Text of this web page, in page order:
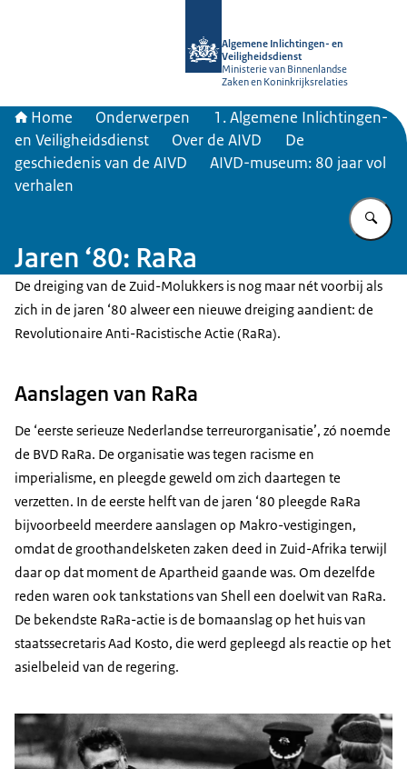
Algemene Inlichtingen- en
Veiligheidsdienst
Ministerie van Binnenlandse
Zaken en Koninkrijksrelaties
Home Onderwerpen
1. Algemene Inlichtingen-
en Veiligheidsdienst
Over de AIVD
De
geschiedenis van de AIVD
AIVD-museum: 80 jaar vol
verhalen
Jaren ‘80: RaRa
De dreiging van de Zuid-Molukkers is nog maar nét voorbij als
zich in de jaren ‘80 alweer een nieuwe dreiging aandient: de
Revolutionaire Anti-Racistische Actie (RaRa).
Aanslagen van RaRa
De ‘eerste serieuze Nederlandse terreurorganisatie’, zó noemde
de BVD RaRa. De organisatie was tegen racisme en
imperialisme, en pleegde geweld om zich daartegen te
verzetten. In de eerste helft van de jaren ‘80 pleegde RaRa
bijvoorbeeld meerdere aanslagen op Makro-vestigingen,
omdat de groothandelsketen zaken deed in Zuid-Afrika terwijl
daar op dat moment de Apartheid gaande was. Om dezelfde
reden waren ook tankstations van Shell een doelwit van RaRa.
De bekendste RaRa-actie is de bomaanslag op het huis van
staatssecretaris Aad Kosto, die werd gepleegd als reactie op het
asielbeleid van de regering.